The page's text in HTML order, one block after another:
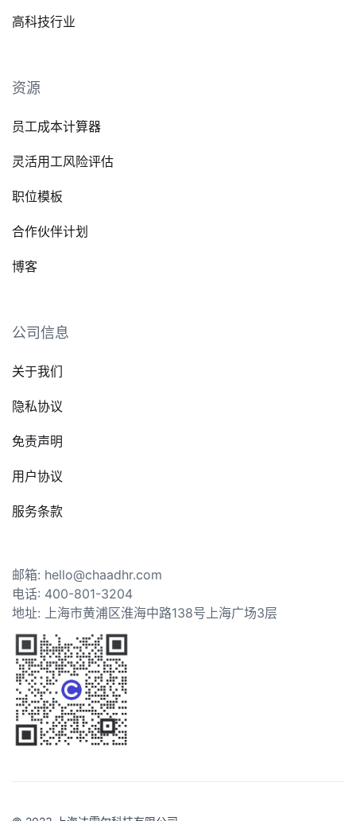
高科技行业
资源
员工成本计算器
灵活用工风险评估
职位模板
合作伙伴计划
博客
公司信息
关于我们
隐私协议
免责声明
用户协议
服务条款
邮箱: hello@chaadhr.com
电话: 400-801-3204
地址: 上海市黄浦区淮海中路138号上海广场3层